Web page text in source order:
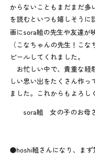
からないこともまだまだ多
を読むといつも嬉しそうに
画にsora組の先生や友達が
（こなちゃんの先生！こ
ピールしてくれました。
お忙しい中で、貴重な経
しい思い出をたくさん作
ました。これからもよろし
sora組 女の子のお母
●hoshi組さんになり、まず